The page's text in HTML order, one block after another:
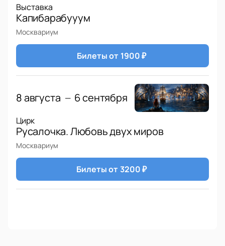
Выставка
Капибарабууум
Москвариум
Билеты от 1900₽
8 августа — 6 сентября
Цирк
Русалочка. Любовь двух миров
Москвариум
Билеты от 3200₽